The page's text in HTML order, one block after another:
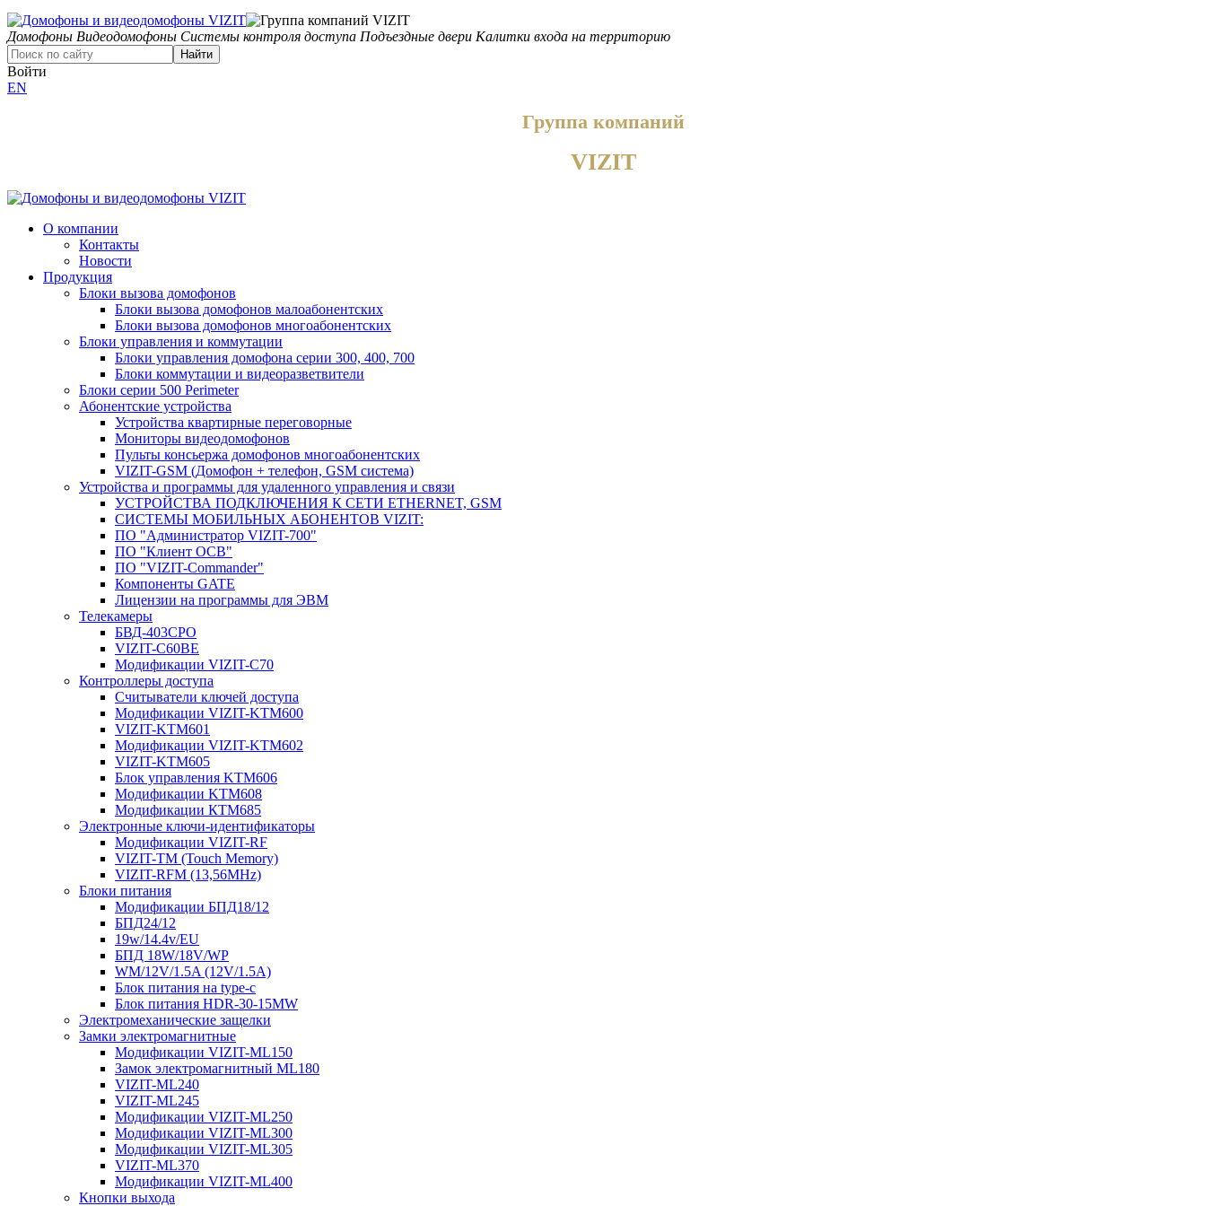
Домофоны Видеодомофоны Системы контроля доступа Подъездные двери Калитки входа на территорию
Найти
Войти
EN
Группа компаний
VIZIT
О компании
Контакты
Новости
Продукция
Блоки вызова домофонов
Блоки вызова домофонов малоабонентских
Блоки вызова домофонов многоабонентских
Блоки управления и коммутации
Блоки управления домофона серии 300, 400, 700
Блоки коммутации и видеоразветвители
Блоки серии 500 Perimeter
Абонентские устройства
Устройства квартирные переговорные
Мониторы видеодомофонов
Пульты консьержа домофонов многоабонентских
VIZIT-GSM (Домофон + телефон, GSM система)
Устройства и программы для удаленного управления и связи
УСТРОЙСТВА ПОДКЛЮЧЕНИЯ К СЕТИ ETHERNET, GSM
CИСТЕМЫ МОБИЛЬНЫХ АБОНЕНТОВ VIZIT:
ПО "Администратор VIZIT-700"
ПО "Клиент ОСВ"
ПО "VIZIT-Commander"
Компоненты GATE
Лицензии на программы для ЭВМ
Телекамеры
БВД-403СРО
VIZIT-С60BE
Модификации VIZIT-C70
Контроллеры доступа
Считыватели ключей доступа
Модификации VIZIT-KTM600
VIZIT-KTM601
Модификации VIZIT-KTM602
VIZIT-KTM605
Блок управления KTM606
Модификации KTM608
Модификации КТМ685
Электронные ключи-идентификаторы
Модификации VIZIT-RF
VIZIT-TM (Touch Memory)
VIZIT-RFM (13,56MHz)
Блоки питания
Модификации БПД18/12
БПД24/12
19w/14.4v/EU
БПД 18W/18V/WP
WM/12V/1.5A (12V/1.5A)
Блок питания на type-c
Блок питания HDR-30-15MW
Электромеханические защелки
Замки электромагнитные
Модификации VIZIT-ML150
Замок электромагнитный ML180
VIZIT-ML240
VIZIT-ML245
Модификации VIZIT-ML250
Модификации VIZIT-ML300
Модификации VIZIT-ML305
VIZIT-ML370
Модификации VIZIT-ML400
Кнопки выхода